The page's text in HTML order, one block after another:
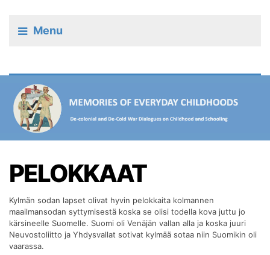
Menu
PELOKKAAT
Kylmän sodan lapset olivat hyvin pelokkaita kolmannen
maailmansodan syttymisestä koska se olisi todella kova juttu jo
kärsineelle Suomelle. Suomi oli Venäjän vallan alla ja koska juuri
Neuvostoliitto ja Yhdysvallat sotivat kylmää sotaa niin Suomikin oli
vaarassa.